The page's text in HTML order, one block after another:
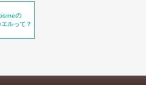
の
エルって？